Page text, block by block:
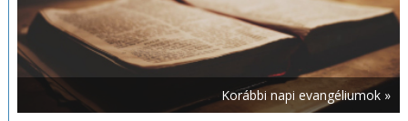
Korábbi napi evangéliumok »